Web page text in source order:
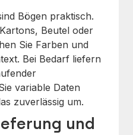
Bögen praktisch.
Beutel oder
Sie Farben und
Bei Bedarf liefern
variable Daten
zuverlässig um.
und